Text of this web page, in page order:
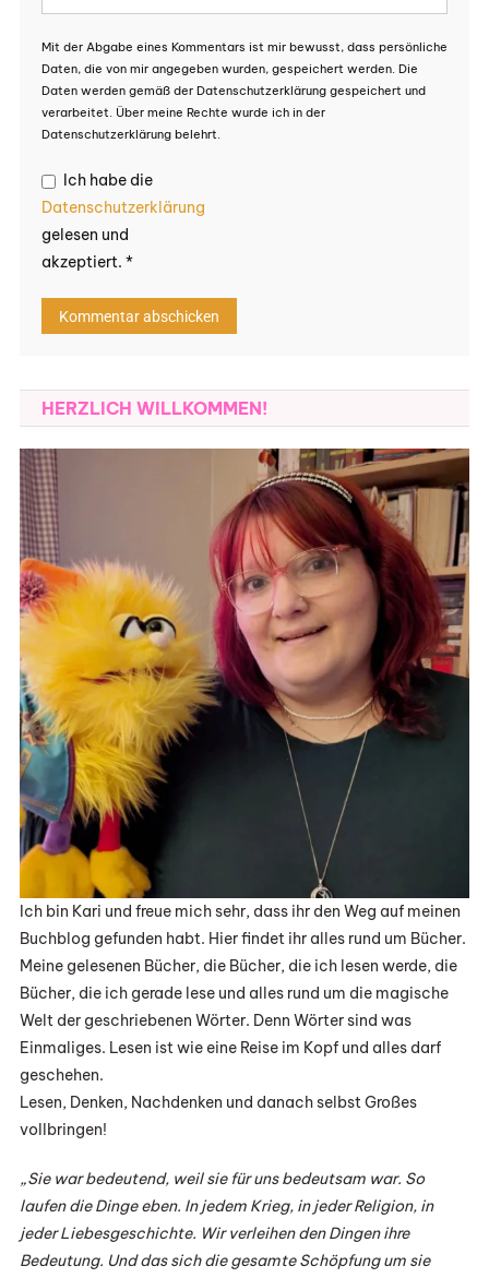
Mit der Abgabe eines Kommentars ist mir bewusst, dass persönliche
Daten, die von mir angegeben wurden, gespeichert werden. Die
Daten werden gemäß der Datenschutzerklärung gespeichert und
verarbeitet. Über meine Rechte wurde ich in der
Datenschutzerklärung belehrt.
Ich habe die
Datenschutzerklärung
gelesen und
akzeptiert. *
HERZLICH WILLKOMMEN!
Ich bin Kari und freue mich sehr, dass ihr den Weg auf meinen
Buchblog gefunden habt. Hier findet ihr alles rund um Bücher.
Meine gelesenen Bücher, die Bücher, die ich lesen werde, die
Bücher, die ich gerade lese und alles rund um die magische
Welt der geschriebenen Wörter. Denn Wörter sind was
Einmaliges. Lesen ist wie eine Reise im Kopf und alles darf
geschehen.
Lesen, Denken, Nachdenken und danach selbst Großes
vollbringen!
„Sie war bedeutend, weil sie für uns bedeutsam war. So
laufen die Dinge eben. In jedem Krieg, in jeder Religion, in
jeder Liebesgeschichte. Wir verleihen den Dingen ihre
Bedeutung. Und das sich die gesamte Schöpfung um sie